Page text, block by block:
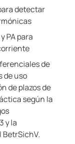
detectar
PA para
de
de uso
de plazos de
según la
y la
BetrSichV.